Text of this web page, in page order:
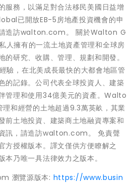
服務，以滿足對合法移民美國日益增
已開放EB-5房地產投資機會的申
造訪walton.com。 關於Walton G
擁有的一流土地資產管理和全球房
研究、收購、管理、規劃和開發。
，在北美成長最快的大都會地區管
的記錄。公司代表全球投資人、建築
管理和使用34億美元的資產。Walto
和經營的土地超過9.3萬英畝，其業
前土地投資、建築商土地融資專案和
訊，請造訪walton.com。 免責聲
方授權版本。譯文僅供方便瞭解之
乃唯一具法律效力之版本。
瀏覽源版本: https://www.busin